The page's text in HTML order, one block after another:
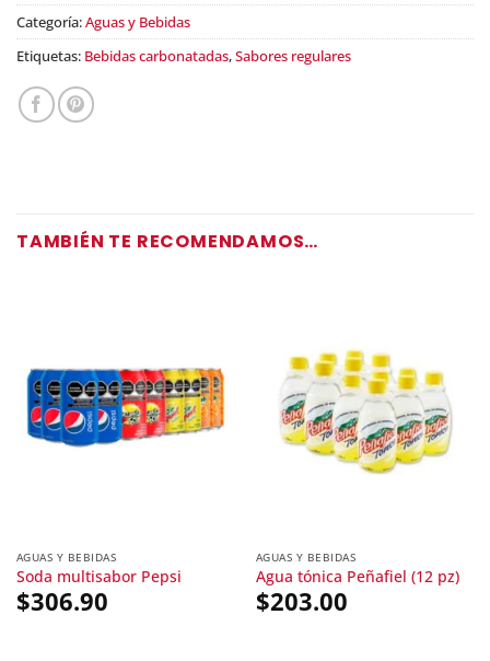
Categoría:Aguas y Bebidas
Etiquetas: Bebidas carbonatadas,Sabores regulares
TAMBIÉN TE RECOMENDAMOS…
AGUAS Y BEBIDAS
Soda multisabor Pepsi
$306.90
AGUAS Y BEBIDAS
Agua tónica Peñafiel (12 pz)
$203.00